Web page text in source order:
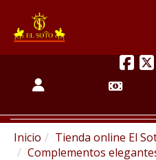
Inicio
Tienda online El
Complementos